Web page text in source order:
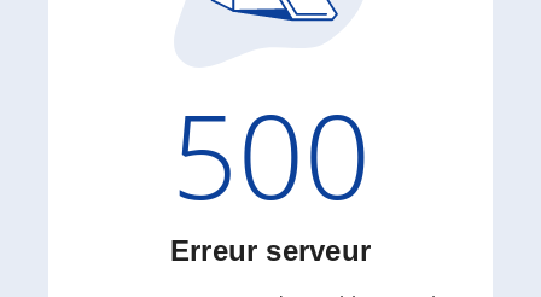
Code
500
Erreur serveur